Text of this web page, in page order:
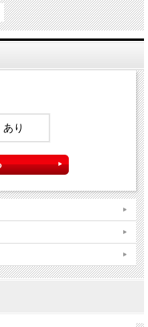
あり